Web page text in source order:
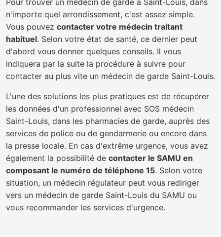
Pour trouver un médecin de garde à Saint-Louis, dans
n'importe quel arrondissement, c'est assez simple.
Vous pouvez contacter votre médecin traitant
habituel. Selon votre état de santé, ce dernier peut
d'abord vous donner quelques conseils. Il vous
indiquera par la suite la procédure à suivre pour
contacter au plus vite un médecin de garde Saint-Louis.
L'une des solutions les plus pratiques est de récupérer
les données d'un professionnel avec SOS médecin
Saint-Louis, dans les pharmacies de garde, auprès des
services de police ou de gendarmerie ou encore dans
la presse locale. En cas d'extrême urgence, vous avez
également la possibilité de contacter le SAMU en
composant le numéro de téléphone 15. Selon votre
situation, un médecin régulateur peut vous rediriger
vers un médecin de garde Saint-Louis du SAMU ou
vous recommander les services d'urgence.